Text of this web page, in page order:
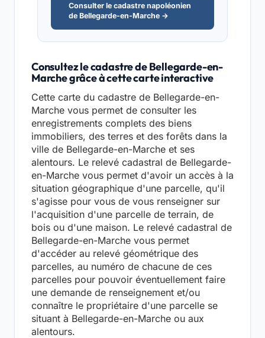
Consulter le cadastre napoléonien
de Bellegarde-en-Marche →
Consultez le cadastre de Bellegarde-en-
Marche grâce à cette carte interactive
Cette carte du cadastre de Bellegarde-en-
Marche vous permet de consulter les
enregistrements complets des biens
immobiliers, des terres et des forêts dans la
ville de Bellegarde-en-Marche et ses
alentours. Le relevé cadastral de Bellegarde-
en-Marche vous permet d'avoir un accès à la
situation géographique d'une parcelle, qu'il
s'agisse pour vous de vous renseigner sur
l'acquisition d'une parcelle de terrain, de
bois ou d'une maison. Le relevé cadastral de
Bellegarde-en-Marche vous permet
d'accéder au relevé géométrique des
parcelles, au numéro de chacune de ces
parcelles pour pouvoir éventuellement faire
une demande de renseignement et/ou
connaître le propriétaire d'une parcelle se
situant à Bellegarde-en-Marche ou aux
alentours.